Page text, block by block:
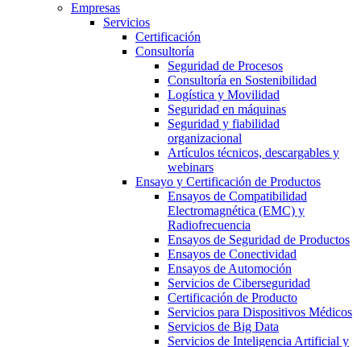
Empresas
Servicios
Certificación
Consultoría
Seguridad de Procesos
Consultoría en Sostenibilidad
Logística y Movilidad
Seguridad en máquinas
Seguridad y fiabilidad
organizacional
Artículos técnicos, descargables y
webinars
Ensayo y Certificación de Productos
Ensayos de Compatibilidad
Electromagnética (EMC) y
Radiofrecuencia
Ensayos de Seguridad de Productos
Ensayos de Conectividad
Ensayos de Automoción
Servicios de Ciberseguridad
Certificación de Producto
Servicios para Dispositivos Médicos
Servicios de Big Data
Servicios de Inteligencia Artificial y